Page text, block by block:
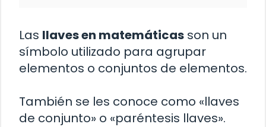
Las llaves en matemáticas son un
símbolo utilizado para agrupar
elementos o conjuntos de elementos.
También se les conoce como «llaves
de conjunto» o «paréntesis llaves».